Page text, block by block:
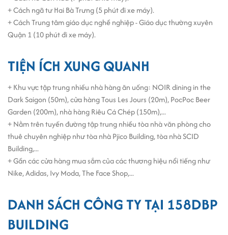
building tốt gồm 4 tầng diện tích sàn 80m2. Tòa nhà sử dụng thang
máy tốc độ cao, hệ thống PCCC, hệ thống báo cháy và chữa cháy
tự động theo tiêu chuẩn an toàn tuyệt đối. Hệ thống WC nam, nữ
riêng biệt và sạch sẽ cho mỗi tầng. Máy phát điện dự phòng 1000
lực lượng bảo vệ 24/24h.
+ Cách ngã tư Hai Bà Trưng (5 phút đi xe máy).
+ Cách Trung tâm giáo dục nghề nghiệp - Giáo dục thường xuyên
Quận 1 (10 phút đi xe máy).
TIỆN ÍCH XUNG QUANH
+ Khu vực tập trung nhiều nhà hàng ăn uống: NOIR dining in the
Dark Saigon (50m), cửa hàng Tous Les Jours (20m), PocPoc Beer
Garden (200m), nhà hàng Riêu Cá Chép (150m),...
+ Nằm trên tuyến đường tập trung nhiều tòa nhà văn phòng cho
thuê chuyên nghiệp như tòa nhà Pjico Building, tòa nhà SCID
Building,...
+ Gần các cửa hàng mua sắm của các thương hiệu nổi tiếng như
Nike, Adidas, Ivy Moda, The Face Shop,...
DANH SÁCH CÔNG TY TẠI 158DBP
BUILDING